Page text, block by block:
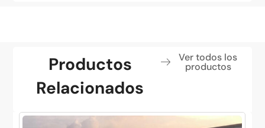
Productos
Relacionados
Ver todos los
productos